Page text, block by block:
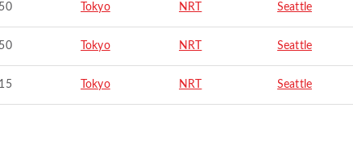
Tokyo NRT Seattle
Tokyo NRT Seattle
Tokyo NRT Seattle